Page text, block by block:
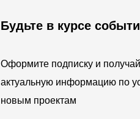
Будьте в курсе
Оформите подписку и
актуальную информацию по
новым проектам